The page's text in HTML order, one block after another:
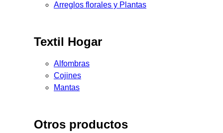
Arreglos florales y Plantas
Textil Hogar
Alfombras
Cojines
Mantas
Otros productos